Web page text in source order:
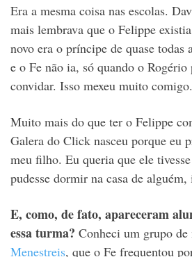
Era a mesma coisa nas escolas.
mais lembrava que o Felippe
novo era o príncipe de quase todas
e o Fe não ia, só quando o Rogério
convidar. Isso mexeu muito comigo.
Muito mais do que ter o Felippe
Galera do Click nasceu porque eu
meu filho. Eu queria que ele
pudesse dormir na casa de alguém,
E, como, de fato, apareceram
essa turma? Conheci um grupo de
Menestreis, que o Fe frequentou